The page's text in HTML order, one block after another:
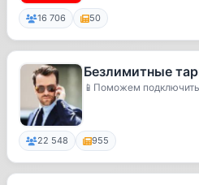
16 706 50
Безлимитные
📱Поможем
22 548 955